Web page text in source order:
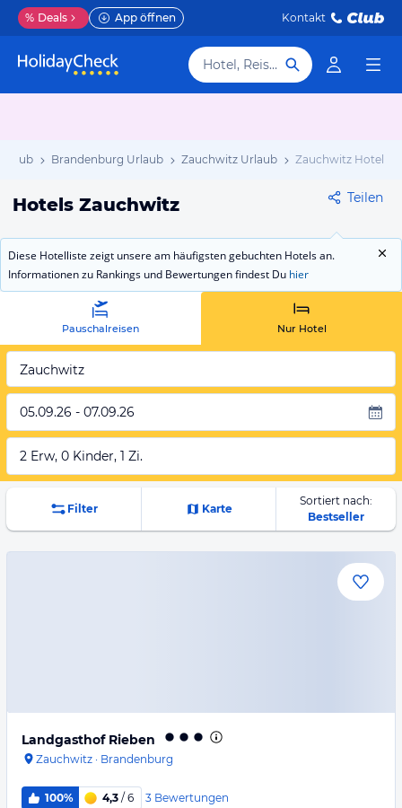
% Deals App öffnen Kontakt
Hotel, Reiseziel
Brandenburg Urlaub Zauchwitz Urlaub Zauchwitz Hotels
Hotels Zauchwitz Teilen
Diese Hotelliste zeigt unsere am häufigsten gebuchten Hotels an.
Informationen zu Rankings und Bewertungen findest Du hier
Pauschalreisen Nur Hotel
Zauchwitz
05.09.26 - 07.09.26
2 Erw, 0 Kinder, 1 Zi.
Filter Karte
Sortiert nach:
Bestseller
Landgasthof Rieben
Zauchwitz · Brandenburg
100% 4,3 / 6 3 Bewertungen